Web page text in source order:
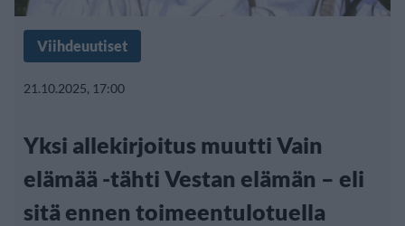
Viihdeuutiset
21.10.2025, 17:00
Yksi allekirjoitus muutti Vain
elämää -tähti Vestan elämän – eli
sitä ennen toimeentulotuella